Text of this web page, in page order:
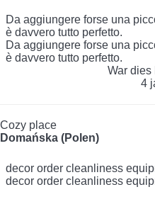
Da aggiungere forse una
è davvero tutto perfetto.
Da aggiungere forse una
è davvero tutto perfetto.
War dies
4
Cozy place
Domańska (Polen)
decor order cleanliness
decor order cleanliness